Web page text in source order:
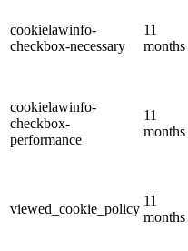
cookielawinfo-
checkbox-necessary
11
months
cookielawinfo-
checkbox-
performance
11
months
viewed_cookie_policy
11
months